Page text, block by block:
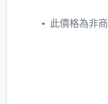
此價格為非